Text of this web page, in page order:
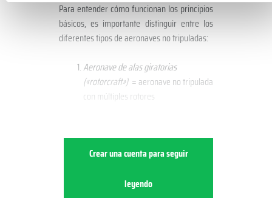
Para entender cómo funcionan los principios
básicos, es importante distinguir entre los
diferentes tipos de aeronaves no tripuladas:
Aeronave de alas giratorias
(«rotorcraft») = aeronave no tripulada
con múltiples rotores
Crear una cuenta para seguir
leyendo